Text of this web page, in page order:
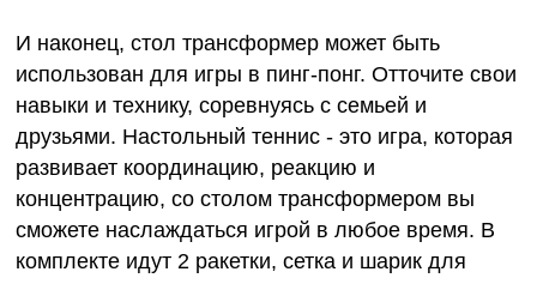
И наконец, стол трансформер может быть
использован для игры в пинг-понг. Отточите свои
навыки и технику, соревнуясь с семьей и
друзьями. Настольный теннис - это игра, которая
развивает координацию, реакцию и
концентрацию, со столом трансформером вы
сможете наслаждаться игрой в любое время. В
комплекте идут 2 ракетки, сетка и шарик для